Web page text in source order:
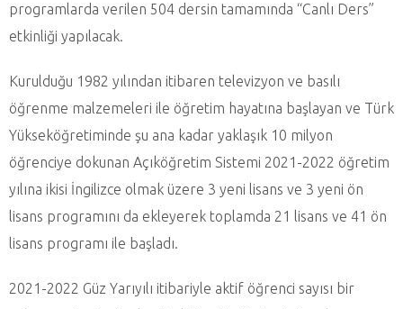
programlarda verilen 504 dersin tamamında “Canlı Ders”
etkinliği yapılacak.
Kurulduğu 1982 yılından itibaren televizyon ve basılı
öğrenme malzemeleri ile öğretim hayatına başlayan ve Türk
Yükseköğretiminde şu ana kadar yaklaşık 10 milyon
öğrenciye dokunan Açıköğretim Sistemi 2021-2022 öğretim
yılına ikisi İngilizce olmak üzere 3 yeni lisans ve 3 yeni ön
lisans programını da ekleyerek toplamda 21 lisans ve 41 ön
lisans programı ile başladı.
2021-2022 Güz Yarıyılı itibariyle aktif öğrenci sayısı bir